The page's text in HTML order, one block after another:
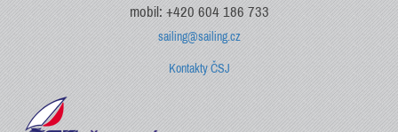
mobil: +420 604 186 733
sailing@sailing.cz
Kontakty ČSJ